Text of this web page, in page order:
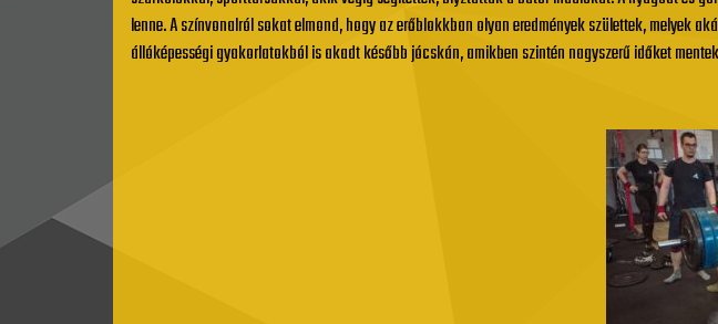
lenne. A színvonalról sokat elmond, hogy az erőblokkban olyan eredmények születtek, melyek
állóképességi gyakorlatokból is akadt később jócskán, amikben szintén nagyszerű időket